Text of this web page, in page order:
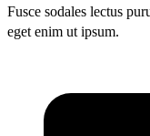
Fusce sodales lectus
eget enim ut ipsum.